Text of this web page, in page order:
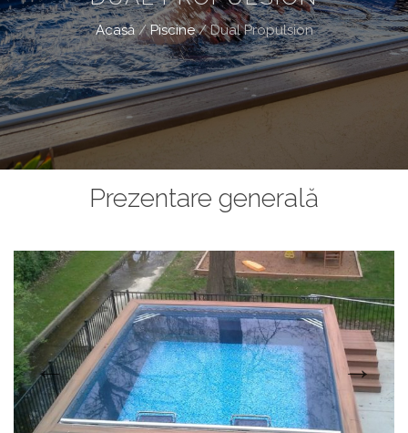
Acasă/Piscine/Dual Propulsion
Prezentare generală